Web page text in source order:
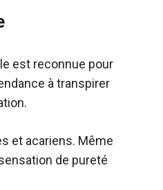
est reconnue pour
à transpirer
et acariens. Même
de pureté